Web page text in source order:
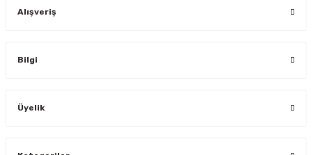
Alışveriş
Bilgi
Üyelik